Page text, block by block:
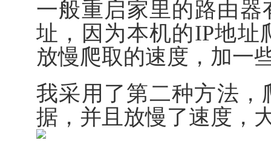
一般重启家里的路由
址，因为本机的IP地址
放慢爬取的速度，加一
我采用了第二种方法，
据，并且放慢了速度，